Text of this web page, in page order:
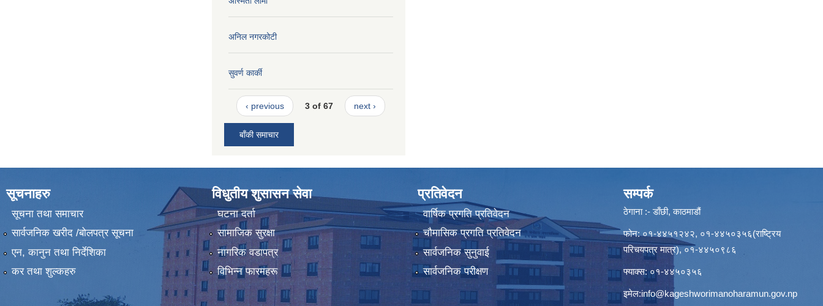
अनिल नगरकोटी
सुवर्ण कार्की
‹ previous 3 of 67 next ›
बाँकी समाचार
सूचनाहरु
सूचना तथा समाचार
सार्वजनिक खरीद /बोलपत्र सूचना
एन, कानुन तथा निर्देशिका
कर तथा शुल्कहरु
विधुतीय शुसासन सेवा
घटना दर्ता
सामाजिक सुरक्षा
नागरिक वडापत्र
विभिन्न फारमहरू
प्रतिवेदन
वार्षिक प्रगति प्रतिवेदन
चौमासिक प्रगति प्रतिवेदन
सार्वजनिक सुनुवाई
सार्वजनिक परीक्षण
सम्पर्क
ठेगाना :- डाँछी, काठमाडौं
फोन: ०१-४४५१२४२, ०१-४४५०३५६(राष्ट्रिय
परिचयपत्र मात्र), ०१-४४५०९८६
फ्याक्स: ०१-४४५०३५६
इमेल:info@kageshworimanoharamun.gov.np